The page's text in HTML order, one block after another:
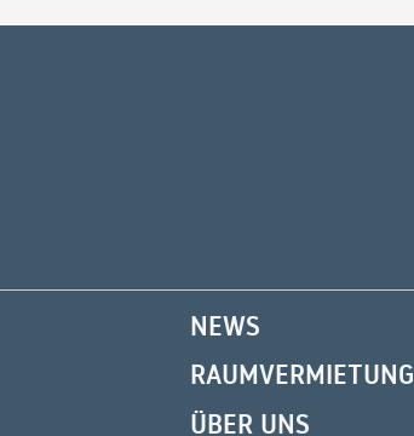
NEWS
RAUMVERMIETUNG
ÜBER UNS